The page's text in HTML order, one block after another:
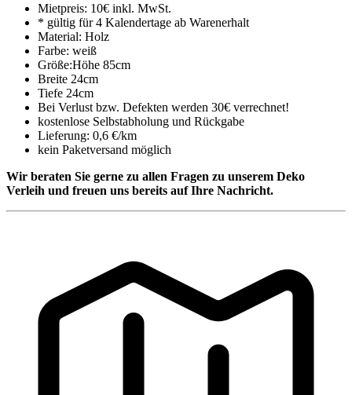
Mietpreis: 10€ inkl. MwSt.
* gültig für 4 Kalendertage ab Warenerhalt
Material: Holz
Farbe: weiß
Größe:Höhe 85cm
Breite 24cm
Tiefe 24cm
Bei Verlust bzw. Defekten werden 30€ verrechnet!
kostenlose Selbstabholung und Rückgabe
Lieferung: 0,6 €/km
kein Paketversand möglich
Wir beraten Sie gerne zu allen Fragen zu unserem Deko
Verleih und freuen uns bereits auf Ihre Nachricht.